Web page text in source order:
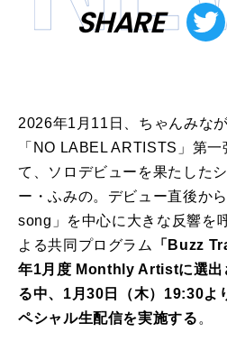
SHARE
2026年1月11日、ちゃんみな
「NO LABEL ARTISTS」第
て、ソロデビューを果たした
ー・ふみの。デビュー直後か
song」を中心に大きな反響を
よる共同プログラム
「Buzz
年1月度 Monthly Artistに選出
る中、1月30日（木）19:30よ
ペシャル生配信を実施する 。